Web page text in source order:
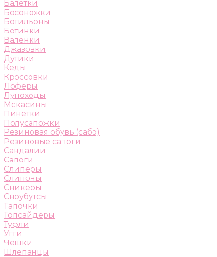
Балетки
Босоножки
Ботильоны
Ботинки
Валенки
Джазовки
Дутики
Кеды
Кроссовки
Лоферы
Луноходы
Мокасины
Пинетки
Полусапожки
Резиновая обувь (сабо)
Резиновые сапоги
Сандалии
Сапоги
Слиперы
Слипоны
Сникеры
Сноубутсы
Тапочки
Топсайдеры
Туфли
Угги
Чешки
Шлепанцы